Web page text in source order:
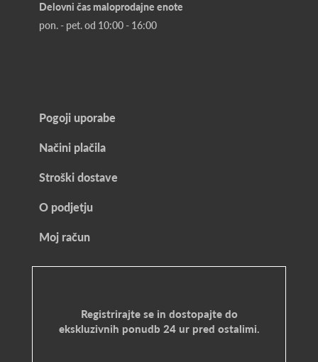
Delovni čas maloprodajne enote
pon. - pet. od 10:00 - 16:00
Pogoji uporabe
Načini plačila
Stroški dostave
O podjetju
Moj račun
Registrirajte se in dostopajte do
ekskluzivnih ponudb 24 ur pred ostalimi.